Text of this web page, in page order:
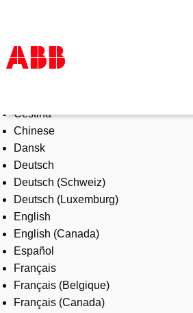
Products & Solutions
Industries
Services
About us
Where to buy
Contact us
Careers
Čeština
Chinese
Dansk
Deutsch
Deutsch (Schweiz)
Deutsch (Luxemburg)
English
English (Canada)
Español
Français
Français (Belgique)
Français (Canada)